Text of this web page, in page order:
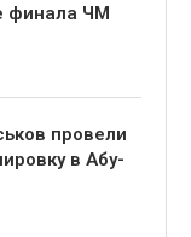
финала ЧМ
провели
в Абу-